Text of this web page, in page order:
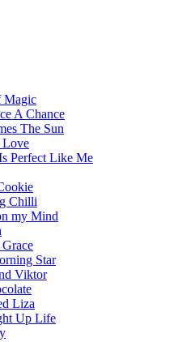
Magic
A Chance
The Sun
Love
Perfect Like Me
Chilli
my Mind
Star
Viktor
Liza
Up Life